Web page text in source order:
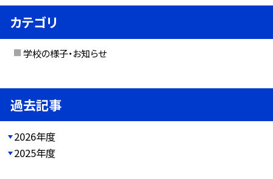
カテゴリ
学校の様子・お知らせ
過去記事
2026年度
2025年度